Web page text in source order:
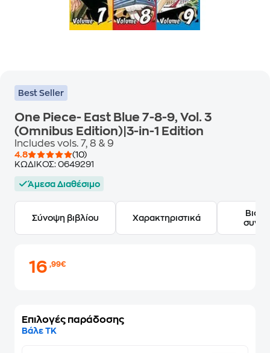
Best Seller
One Piece- East Blue 7-8-9, Vol. 3
(Omnibus Edition)|3-in-1 Edition
Includes vols. 7, 8 & 9
4.8
(10)
ΚΩΔΙΚΟΣ: 0649291
Άμεσα Διαθέσιμο
Σύνοψη βιβλίου Χαρακτηριστικά
16,99€
Επιλογές παράδοσης
Βάλε ΤΚ